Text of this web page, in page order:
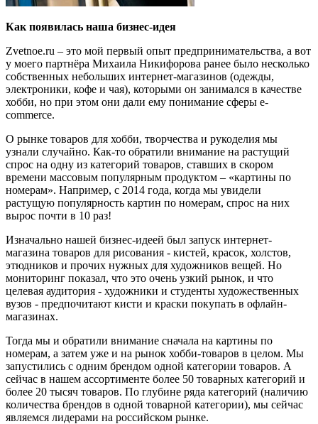
Как появилась наша бизнес-идея
Zvetnoe.ru – это мой первый опыт предпринимательства, а вот
у моего партнёра Михаила Никифорова ранее было несколько
собственных небольших интернет-магазинов (одежды,
электроники, кофе и чая), которыми он занимался в качестве
хобби, но при этом они дали ему понимание сферы e-
commerce.
О рынке товаров для хобби, творчества и рукоделия мы
узнали случайно. Как-то обратили внимание на растущий
спрос на одну из категорий товаров, ставших в скором
времени массовым популярным продуктом – «картины по
номерам». Например, с 2014 года, когда мы увидели
растущую популярность картин по номерам, спрос на них
вырос почти в 10 раз!
Изначально нашей бизнес-идеей был запуск интернет-
магазина товаров для рисования - кистей, красок, холстов,
этюдников и прочих нужных для художников вещей. Но
мониторинг показал, что это очень узкий рынок, и что
целевая аудитория - художники и студенты художественных
вузов - предпочитают кисти и краски покупать в офлайн-
магазинах.
Тогда мы и обратили внимание сначала на картины по
номерам, а затем уже и на рынок хобби-товаров в целом. Мы
запустились с одним брендом одной категории товаров. А
сейчас в нашем ассортименте более 50 товарных категорий и
более 20 тысяч товаров. По глубине ряда категорий (наличию
количества брендов в одной товарной категории), мы сейчас
являемся лидерами на российском рынке.